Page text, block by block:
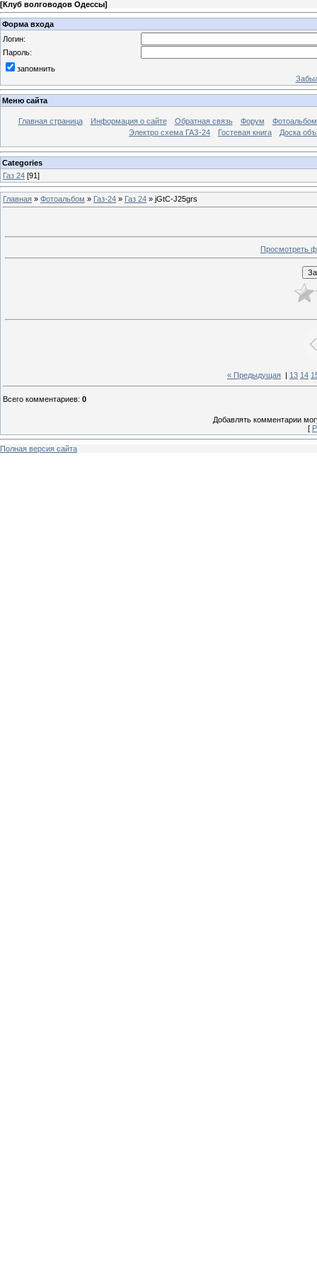
[Клуб волговодов Одессы]
Форма входа
Логин:
Пароль:
запомнить
Меню сайта
Главная страница Информация о сайте Обратная связь Форум
Электро схема ГАЗ-24
Гостевая книга Доска
Categories
Газ 24 [91]
Главная » Фотоальбом » Газ-24 » Газ 24 » jGtC-J25grs
Просмотреть
« Предыдущая 13 14
Всего комментариев: 0
Добавлять комментарии
[
Полная версия сайта